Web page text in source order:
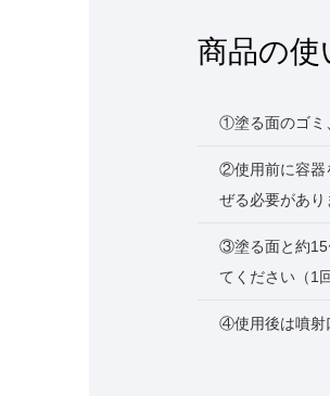
商品の使
①塗る面のゴミ
②使用前に容器
ぜる必要があり
③塗る面と約15
てください（1
④使用後は噴射